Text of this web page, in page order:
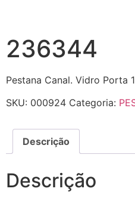
236344
Pestana Canal. Vidro Porta
SKU: 000924 Categoria:
Descrição
Descrição